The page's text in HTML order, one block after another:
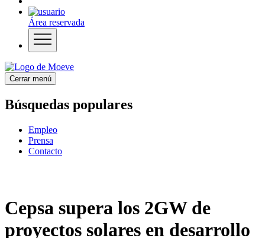
Área reservada
Cerrar menú
Búsquedas populares
Empleo
Prensa
Contacto
Cepsa supera los 2GW de
proyectos solares en desarrollo